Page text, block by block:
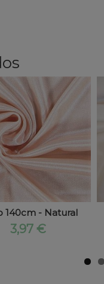
140cm - Natural
3,97 €